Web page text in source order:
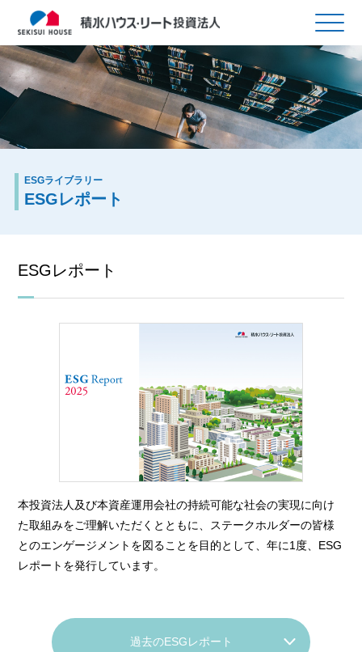
ESGライブラリー
ESGレポート
ESGレポート
本投資法人及び本資産運用会社の持続可能な社会の実現に向け
た取組みをご理解いただくとともに、ステークホルダーの皆様
とのエンゲージメントを図ることを目的として、年に1度、ESG
レポートを発行しています。
過去のESGレポート